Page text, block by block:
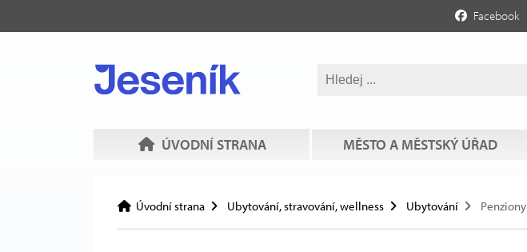
Facebook
ÚVODNÍ STRANA MĚSTO A MĚSTSKÝ ÚŘAD
Úvodní strana Ubytování, stravování, wellness Ubytování Penziony